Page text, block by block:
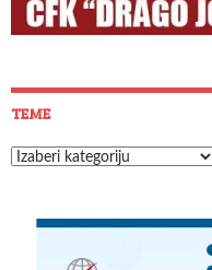
TEME
Teme